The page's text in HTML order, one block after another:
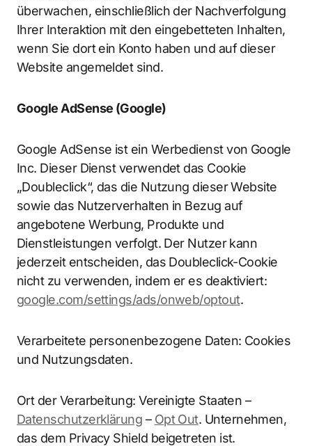
überwachen, einschließlich der Nachverfolgung
Ihrer Interaktion mit den eingebetteten Inhalten,
wenn Sie dort ein Konto haben und auf dieser
Website angemeldet sind.
Google AdSense (Google)
Google AdSense ist ein Werbedienst von Google
Inc. Dieser Dienst verwendet das Cookie
„Doubleclick“, das die Nutzung dieser Website
sowie das Nutzerverhalten in Bezug auf
angebotene Werbung, Produkte und
Dienstleistungen verfolgt. Der Nutzer kann
jederzeit entscheiden, das Doubleclick-Cookie
nicht zu verwenden, indem er es deaktiviert:
google.com/settings/ads/onweb/optout.
Verarbeitete personenbezogene Daten: Cookies
und Nutzungsdaten.
Ort der Verarbeitung: Vereinigte Staaten –
Datenschutzerklärung – Opt Out. Unternehmen,
das dem Privacy Shield beigetreten ist.